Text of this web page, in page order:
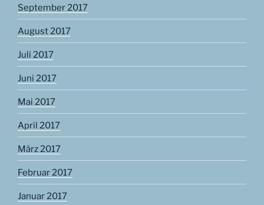
September 2017
August 2017
Juli 2017
Juni 2017
Mai 2017
April 2017
März 2017
Februar 2017
Januar 2017